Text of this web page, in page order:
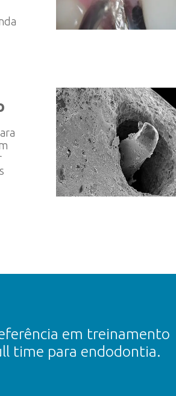
em treinamento
time para endodontia.